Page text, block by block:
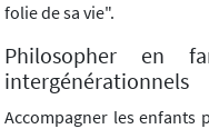
folie de sa vie".
Philosopher en
intergénérationnels
Accompagner les enfants